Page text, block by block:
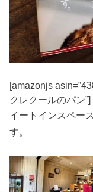
[amazonjs
クレクールのパン”]
イートインスペー
す。